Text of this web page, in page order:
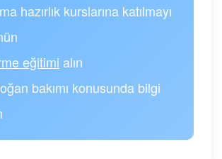
hazırlık kurslarına katılmayı
eğitimi alın
bakımı konusunda bilgi